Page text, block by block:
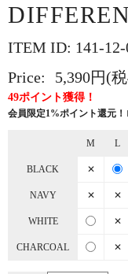
ITEM ID: 141-12-
Price:
5,390円(
49ポイント獲得！
会員限定1%ポイント還元
M L
BLACK ✕
NAVY ✕ ✕
WHITE ✕
CHARCOAL ✕